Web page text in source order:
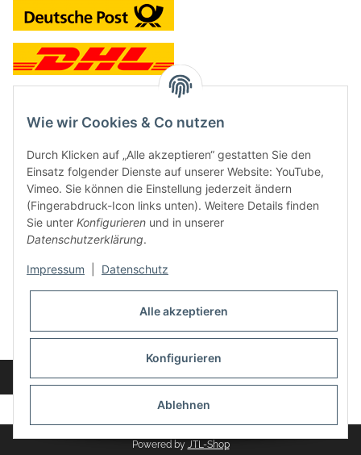
Neben dem Onlineshop haben wir ein Ladengeschäft in Hütten:
Frontline Games
Färbereiweg 3A
24358 Hütten
Oder mit Terminvereinbarung
info@frontlinegames.de
Widerrufsbutton
* Alle Preise inkl. gesetzlicher USt., zzgl.Versand
Powered by JTL-Shop
Wie wir Cookies & Co nutzen
Durch Klicken auf „Alle akzeptieren“ gestatten Sie den
Einsatz folgender Dienste auf unserer Website: YouTube,
Vimeo. Sie können die Einstellung jederzeit ändern
(Fingerabdruck-Icon links unten). Weitere Details finden
Sie unter Konfigurieren und in unserer
Datenschutzerklärung.
Impressum Datenschutz
Alle akzeptieren
Konfigurieren
Ablehnen